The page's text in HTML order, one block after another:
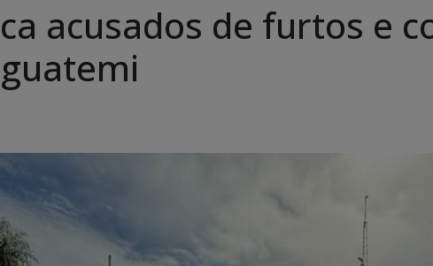
acusados de furtos e